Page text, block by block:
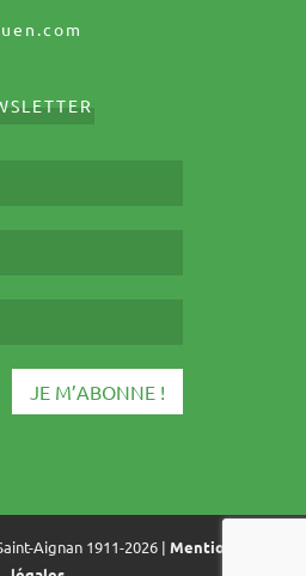
Aignan 1911-2026 |Mentions